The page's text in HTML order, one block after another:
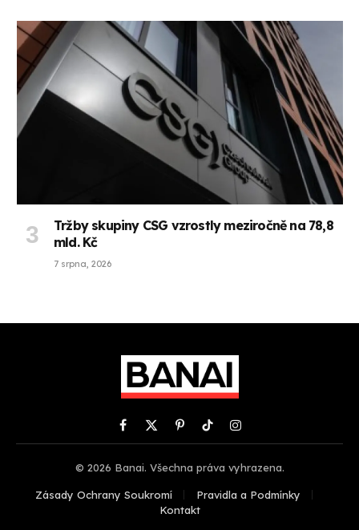
Tržby skupiny CSG vzrostly meziročně na 78,8
mld. Kč
7 srpna, 2026
Facebook
X
(Twitter)
PinterestTikTokInstagram
© 2026 Banai. Všechna práva vyhrazena.
Zásady Ochrany Soukromí
Pravidla a Podmínky
Kontakt